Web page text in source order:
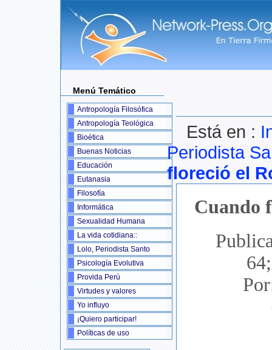
Menú Temático
Antropología Filosófica
Antropología Teológica
Bioética
Buenas Noticias
Educación
Eutanasia
Filosofía
Informática
Sexualidad Humana
La vida cotidiana::
Lolo, Periodista Santo
Psicología Evolutiva
Provida Perú
Virtudes y valores
Yo influyo
¡Quiero participar!
Políticas de uso
Está en :
Periodista
floreció el
Cuando